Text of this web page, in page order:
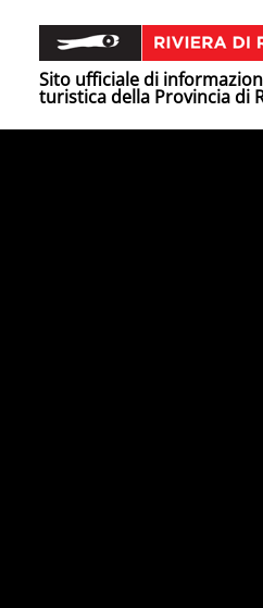
Sito ufficiale di
turistica della Provincia di